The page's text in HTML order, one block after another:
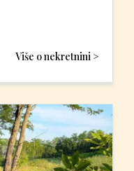
Više o nekretnini >